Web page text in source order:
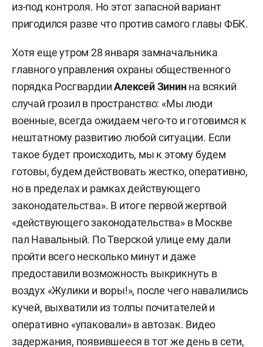
из-под контроля. Но этот запасной вариант
пригодился разве что против самого главы ФБК.
Хотя еще утром 28 января замначальника
главного управления охраны общественного
порядка РосгвардииАлексей Зининна всякий
случай грозил в пространство: «Мы люди
военные, всегда ожидаем чего-то и готовимся к
нештатному развитию любой ситуации. Если
такое будет происходить, мы к этому будем
готовы, будем действовать жестко, оперативно,
но в пределах и рамках действующего
законодательства». В итоге первой жертвой
«действующего законодательства» в Москве
пал Навальный. По Тверской улице ему дали
пройти всего несколько минут и даже
предоставили возможность выкрикнуть в
воздух «Жулики и воры!», после чего навалились
кучей, выхватили из толпы почитателей и
оперативно «упаковали» в автозак. Видео
задержания, появившееся в тот же день в сети,